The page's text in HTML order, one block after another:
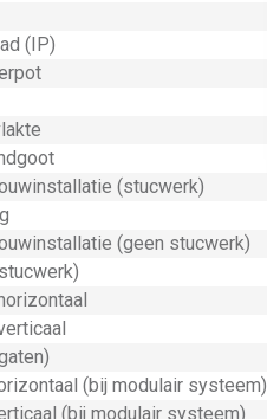
(IP)
(stucwerk)
(geen stucwerk)
(bij modulair systeem)
(bij modulair systeem)